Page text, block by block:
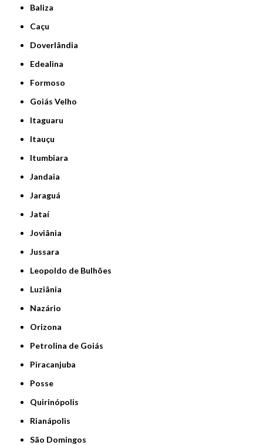
Baliza
Caçu
Doverlândia
Edealina
Formoso
Goiás Velho
Itaguaru
Itauçu
Itumbiara
Jandaia
Jaraguá
Jataí
Joviânia
Jussara
Leopoldo de Bulhões
Luziânia
Nazário
Orizona
Petrolina de Goiás
Piracanjuba
Posse
Quirinópolis
Rianápolis
São Domingos